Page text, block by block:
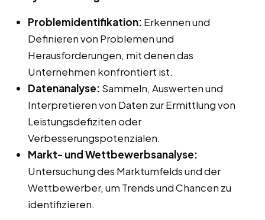
Problemidentifikation: Erkennen und
Definieren von Problemen und
Herausforderungen, mit denen das
Unternehmen konfrontiert ist.
Datenanalyse: Sammeln, Auswerten und
Interpretieren von Daten zur Ermittlung von
Leistungsdefiziten oder
Verbesserungspotenzialen.
Markt- und Wettbewerbsanalyse:
Untersuchung des Marktumfelds und der
Wettbewerber, um Trends und Chancen zu
identifizieren.